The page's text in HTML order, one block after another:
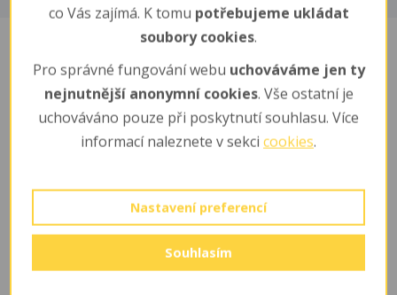
Sponzoři
Cena adopce: 80 ,- Kč / měsíc
co Vás zajímá. K tomu potřebujeme ukládat
soubory cookies.
Pro správné fungování webu uchováváme jen ty
nejnutnější anonymní cookies. Vše ostatní je
uchováváno pouze při poskytnutí souhlasu. Více
informací naleznete v sekci cookies.
Nastavení preferencí
Souhlasím